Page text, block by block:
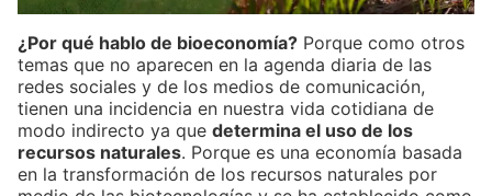
¿Por qué hablo de bioeconomía? Porque como otros
temas que no aparecen en la agenda diaria de las
redes sociales y de los medios de comunicación,
tienen una incidencia en nuestra vida cotidiana de
modo indirecto ya que determina el uso de los
recursos naturales. Porque es una economía basada
en la transformación de los recursos naturales por